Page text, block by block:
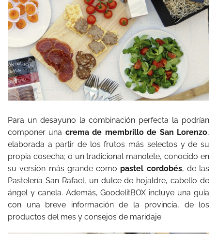
Para un desayuno la combinación perfecta la podrían
componer una crema de membrillo de San Lorenzo,
elaborada a partir de los frutos más selectos y de su
propia cosecha; o un tradicional manolete, conocido en
su versión más grande como pastel cordobés, de las
Pastelería San Rafael, un dulce de hojaldre, cabello de
ángel y canela. Además, GoodelitBOX incluye una guía
con una breve información de la provincia, de los
productos del mes y consejos de maridaje.